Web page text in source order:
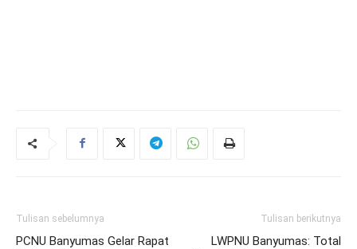
Tulisan sebelumnya
PCNU Banyumas Gelar Rapat
Tulisan berikutnya
LWPNU Banyumas: Total